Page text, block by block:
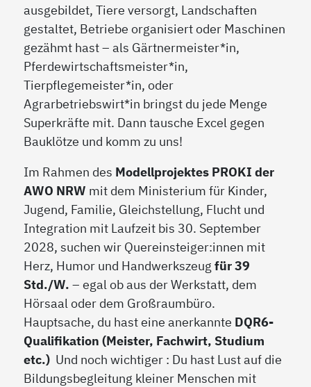
ausgebildet, Tiere versorgt, Landschaften
gestaltet, Betriebe organisiert oder Maschinen
gezähmt hast – als Gärtnermeister*in,
Pferdewirtschaftsmeister*in,
Tierpflegemeister*in, oder
Agrarbetriebswirt*in bringst du jede Menge
Superkräfte mit. Dann tausche Excel gegen
Bauklötze und komm zu uns!
Im Rahmen des Modellprojektes PROKI der
AWO NRW mit dem Ministerium für Kinder,
Jugend, Familie, Gleichstellung, Flucht und
Integration mit Laufzeit bis 30. September
2028, suchen wir Quereinsteiger:innen mit
Herz, Humor und Handwerkszeugfür 39
Std./W. – egal ob aus der Werkstatt, dem
Hörsaal oder dem Großraumbüro.
Hauptsache, du hast eine anerkannte DQR6-
Qualifikation (Meister, Fachwirt, Studium
etc.) Und noch wichtiger : Du hast Lust auf die
Bildungsbegleitung kleiner Menschen mit